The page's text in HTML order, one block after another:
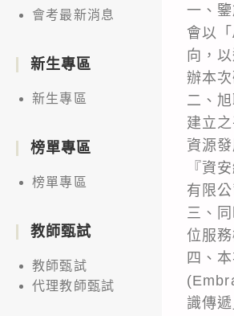
一、
會以
向，
辦本
二、
建立
資源
『資
有限
三、
位服
四、
識傳
會考最新消息
新生專區
新生專區
榜單專區
榜單專區
教師甄試
教師甄試
代理教師甄試